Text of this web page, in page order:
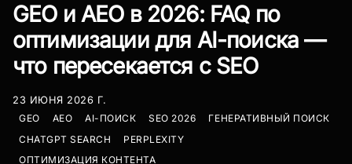
GEO и AEO в 2026: FAQ по
оптимизации для AI-поиска —
что пересекается с SEO
23 ИЮНЯ 2026 Г.
GEO
AEO AI-ПОИСК SEO 2026
ГЕНЕРАТИВНЫЙ ПОИСК
CHATGPT SEARCH
PERPLEXITY
ОПТИМИЗАЦИЯ КОНТЕНТА